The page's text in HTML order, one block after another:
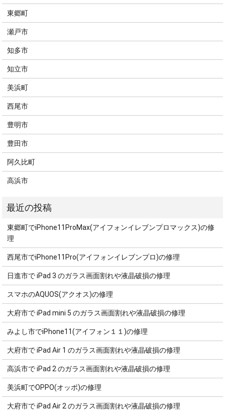
東郷町
瀬戸市
知多市
知立市
美浜町
西尾市
豊明市
豊田市
阿久比町
高浜市
東郷町でiPhone11ProMax(アイフォンイレブンプロマックス)の修
理
西尾市でiPhone11Pro(アイフォンイレブンプロ)の修理
日進市で iPad 3 のガラス画面割れや液晶破損の修理
スマホのAQUOS(アクオス)の修理
大府市で iPad mini 5 のガラス画面割れや液晶破損の修理
みよし市でiPhone11(アイフォン１１)の修理
大府市で iPad Air 1 のガラス画面割れや液晶破損の修理
高浜市で iPad 2 のガラス画面割れや液晶破損の修理
美浜町でOPPO(オッポ)の修理
大府市で iPad Air 2 のガラス画面割れや液晶破損の修理